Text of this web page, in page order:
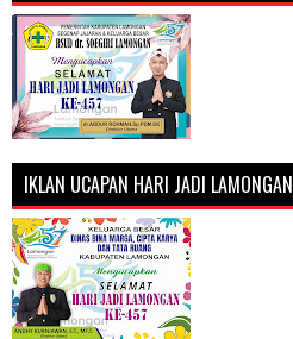
IKLAN UCAPAN HARI JADI LAMONGAN